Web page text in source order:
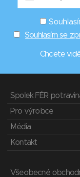
Souhlasím se
Chcete
Spolek FÉR
Pro výrobce
Média
Kontakt
Všeobecné